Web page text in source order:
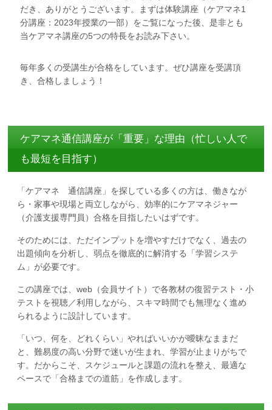
だき、ありがとうございます。まずは体験講座（ケアマネ1
分講座：2023年授業の一部）をご覧になった後、是非とも
当ケアマネ講座の5つの特長をお読み下さい。
毎年多くの受講生が合格をしています。ぜひ講座を受講頂
き、合格しましょう！
ケアマネ通信講座が「重要」な理由（忙しい人で
も最短を目指す）
「ケアマネ 通信講座」を探している多くの方は、働きなが
ら・家事や現場と両立しながら、効率的にケアマネジャー
（介護支援専門員）合格を目指したいはずです。
そのためには、ただインプットを増やすだけでなく、過去の
出題傾向を分析し、弱点を徹底的に解消する「学習システ
ム」が必要です。
この講座では、web（会員サイト）で各教材の復習テスト・小
テストを視聴／利用しながら、スキマ時間でも無理なく進め
られるように設計しています。
「いつ、何を、どれくらい」やればいいかが曖昧なままだ
と、難易度の高い分野で迷いが生まれ、学習が止まりがちで
す。だからこそ、スケジュールと課題の流れを整え、最適な
ペースで「合格までの道筋」を作成します。